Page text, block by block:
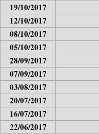
19/10/2017
12/10/2017
08/10/2017
05/10/2017
28/09/2017
07/09/2017
03/08/2017
20/07/2017
16/07/2017
22/06/2017